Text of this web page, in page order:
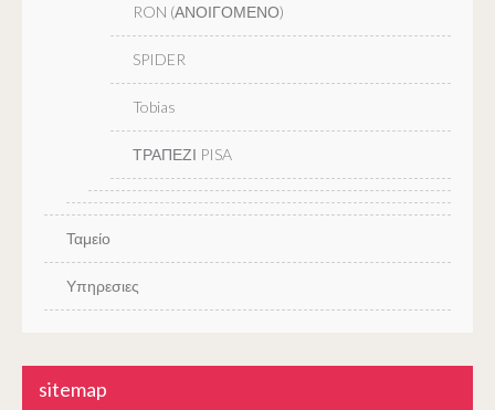
RON (ΑΝΟΙΓΟΜΕΝΟ)
SPIDER
Tobias
ΤΡΑΠΕΖΙ PISA
Ταμείο
Υπηρεσιες
sitemap